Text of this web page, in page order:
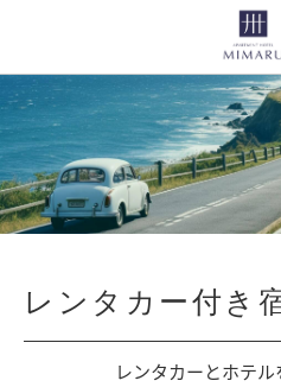
レンタカー付き
レンタカーとホテル